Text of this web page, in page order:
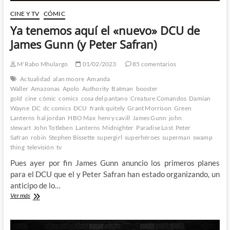
CINE Y TV CÓMIC
Ya tenemos aquí el «nuevo» DCU de
James Gunn (y Peter Safran)
M'Rabo Mhulargo 01/02/2023
85 comentarios
Actualidad alan moore Amanda
Waller Amazonas Apolo Authority Batman booster
gold cine cómic comics cosa del pantano Creature Comandos Damian
Wayne DC dc comics DCU frank quitely Grant Morrison Green
Lanterns hal jordan HBO Max henry cavill James Gunn john
stewart John Totleben Lanterns Midnighter Paradise Lost Peter
Safran robin Stephen Bissette supergirl superhéroes superman swamp
thing televisión tv
Pues ayer por fin James Gunn anuncio los primeros planes
para el DCU que el y Peter Safran han estado organizando, un
anticipo de lo…
Ver másYa